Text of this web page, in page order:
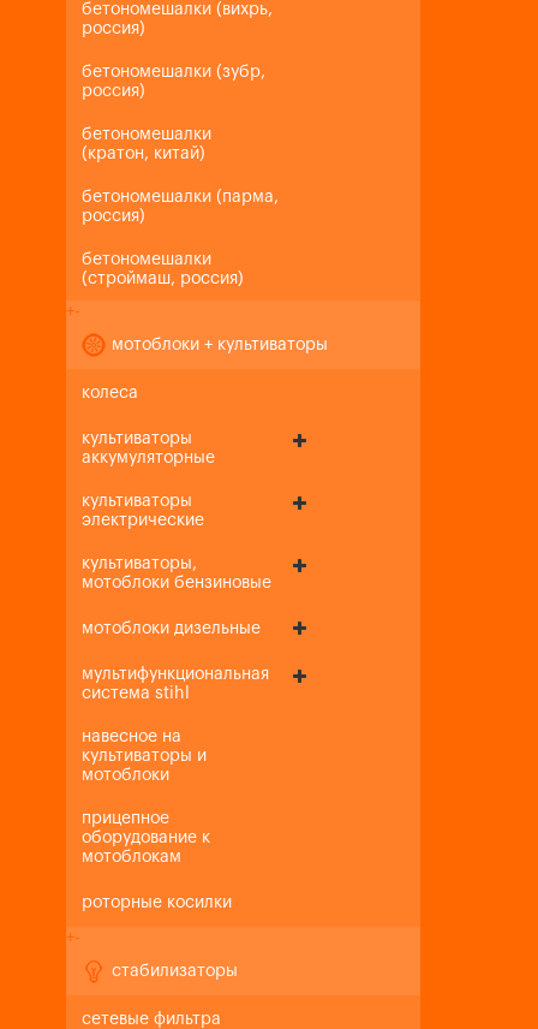
бетономешалки (вихрь,
россия)
бетономешалки (зубр,
россия)
бетономешалки
(кратон, китай)
бетономешалки (парма,
россия)
бетономешалки
(строймаш, россия)
+-
мотоблоки + культиваторы
колеса
культиваторы
аккумуляторные
культиваторы
электрические
культиваторы,
мотоблоки бензиновые
мотоблоки дизельные
мультифункциональная
система stihl
навесное на
культиваторы и
мотоблоки
прицепное
оборудование к
мотоблокам
роторные косилки
+-
стабилизаторы
сетевые фильтра